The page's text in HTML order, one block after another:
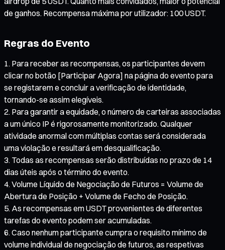
de ganhos. Recompensa máxima por utilizador: 100 USDT.
Regras do Evento
Para receber as recompensas, os participantes devem
clicar no botão [Participar Agora] na página do evento para
se registarem e concluir a verificação de identidade,
tornando-se assim elegíveis.
Para garantir a equidade, o número de carteiras associadas
a um único IP é rigorosamente monitorizado. Qualquer
atividade anormal com múltiplas contas será considerada
uma violação e resultará em desqualificação.
Todas as recompensas serão distribuídas no prazo de 14
dias úteis após o término do evento.
Volume Líquido de Negociação de Futuros = Volume de
Abertura de Posição + Volume de Fecho de Posição.
As recompensas em USDT provenientes de diferentes
tarefas do evento podem ser acumuladas.
Caso nenhum participante cumpra o requisito mínimo de
volume individual de negociação de futuros, as respetivas